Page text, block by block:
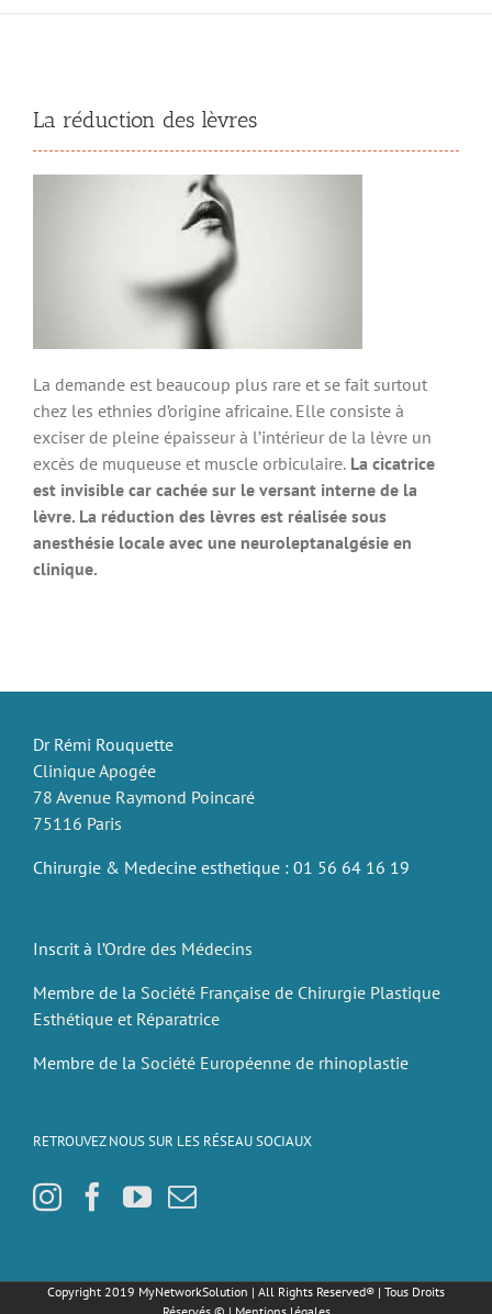
La réduction des lèvres
La demande est beaucoup plus rare et se fait surtout
chez les ethnies d’origine africaine. Elle consiste à
exciser de pleine épaisseur à l’intérieur de la lèvre un
excès de muqueuse et muscle orbiculaire. La cicatrice
est invisible car cachée sur le versant interne de la
lèvre. La réduction des lèvres est réalisée sous
anesthésie locale avec une neuroleptanalgésie en
clinique.
Dr Rémi Rouquette
Clinique Apogée
78 Avenue Raymond Poincaré
75116 Paris
Chirurgie & Medecine esthetique : 01 56 64 16 19
Inscrit à l’Ordre des Médecins
Membre de la Société Française de Chirurgie Plastique
Esthétique et Réparatrice
Membre de la Société Européenne de rhinoplastie
RETROUVEZ NOUS SUR LES RÉSEAU SOCIAUX
Copyright 2019 MyNetworkSolution | All Rights Reserved® | Tous Droits